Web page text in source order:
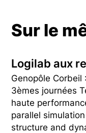
Sur le
Logilab aux
Genopôle
3èmes journées
haute
parallel
structure and